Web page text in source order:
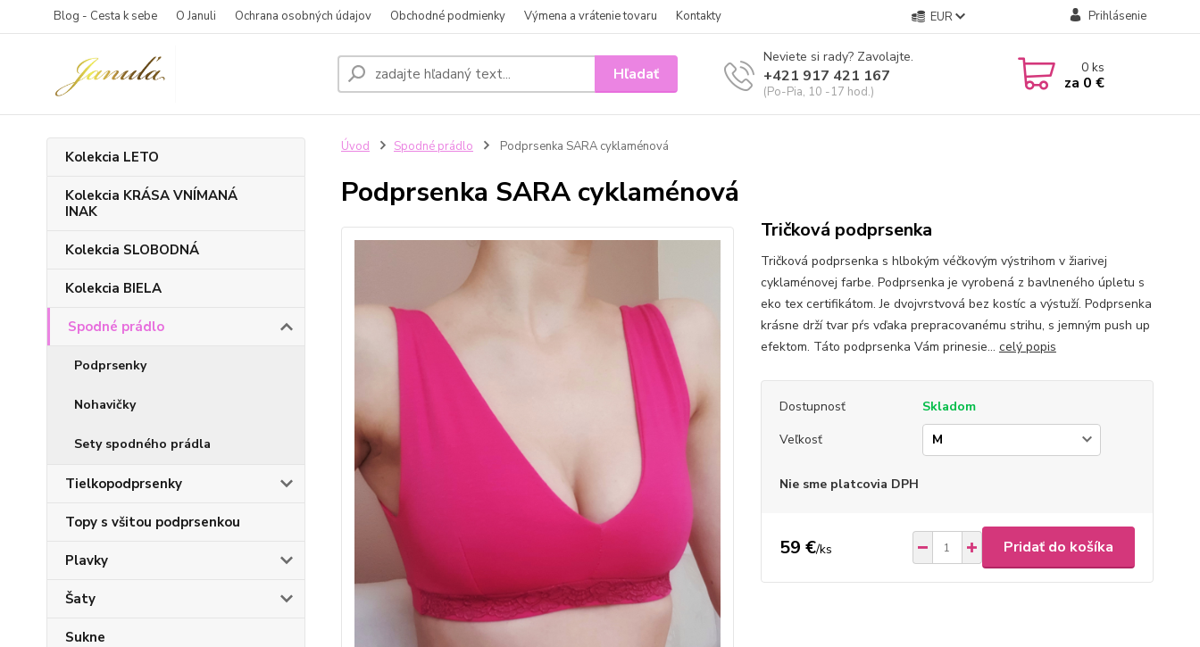
Blog - Cesta k sebe O Januli Ochrana osobných údajov Obchodné podmienky Výmena a vrátenie tovaru Kontakty EUR Prihlásenie
Hľadať
Neviete si rady? Zavolajte.
+421 917 421 167
(Po-Pia, 10 -17 hod.)
0ks
za 0 €
Kolekcia LETO
Kolekcia KRÁSA VNÍMANÁ
INAK
Kolekcia SLOBODNÁ
Kolekcia BIELA
Spodné prádlo
Podprsenky
Nohavičky
Sety spodného prádla
Tielkopodprsenky
Topy s všitou podprsenkou
Plavky
Šaty
Sukne
Úvod Spodné prádlo Podprsenka SARA cyklaménová
Podprsenka SARA cyklaménová
Tričková podprsenka
Tričková podprsenka s hlbokým véčkovým výstrihom v žiarivej
cyklaménovej farbe. Podprsenka je vyrobená z bavlneného úpletu s
eko tex certifikátom. Je dvojvrstvová bez kostíc a výstuží. Podprsenka
krásne drží tvar pŕs vďaka prepracovanému strihu, s jemným push up
efektom. Táto podprsenka Vám prinesie... celý popis
Dostupnosť
Skladom
Veľkosť
Nie sme platcovia DPH
59 €/ks Pridať do košíka